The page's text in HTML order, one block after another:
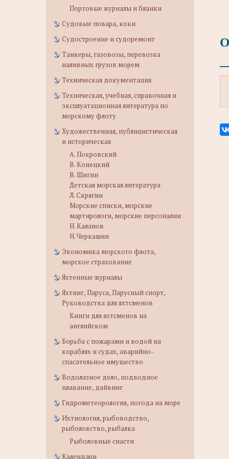
Портовые журналы и бланки
Судовые повара, коки
Судостроение и судоремонт
Танкеры, газовозы, перевозка
наливных грузов морем
Техническая документация
Техническая, учебная, справочная и
эксплуатационная литература по
морскому флоту
Художественная, публицистическая
и историческая
А. Покровский
В. Конецкий
В. Шигин
Детская морская литература
Л. Скрягин
Морские списки, морские
мартирологи, морские персоналии
Н. Каланов
Н. Черкашин
Экономика морского флота,
морское страхование
Яхтенные журналы
Яхтинг, Паруса, Парусный спорт,
Руководства для яхтсменов
Книги для яхтсменов на
английском
Борьба с пожарами и водой на
кораблях и судах, аварийно-
спасательное имущество
Водолазное дело, подводное
плавание, дайвинг
Гидрометеорология, погода на море
Ихтиология, рыбоводство,
рыболовство, рыбалка
Рыболовные снасти
Календари